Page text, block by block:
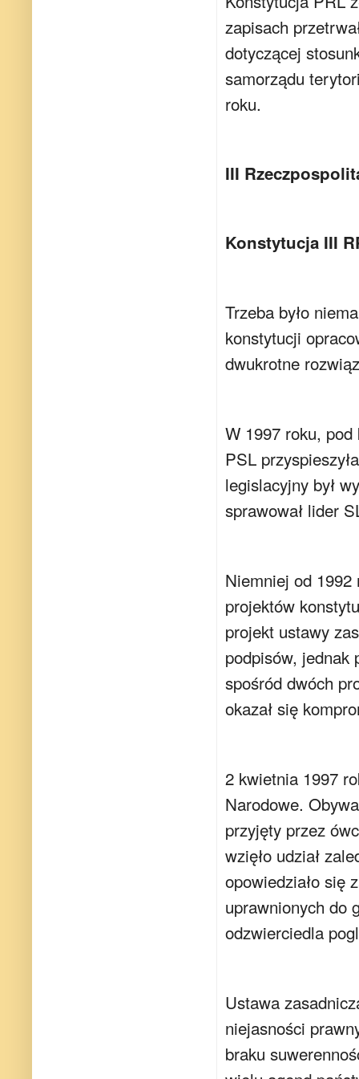
zapisach
dotyczącej
samorządu
roku.
III
Konstytucja III
Trzeba było
konstytucji
dwukrotne
W 1997 roku,
PSL
legislacyjny był
sprawował lider
Niemniej od 1992
projektów
projekt ustawy
podpisów, jednak
spośród dwóch
okazał się
2 kwietnia 1997
Narodowe.
przyjęty przez
wzięło udział
opowiedziało się
uprawnionych do
odzwierciedla
Ustawa
niejasności
braku